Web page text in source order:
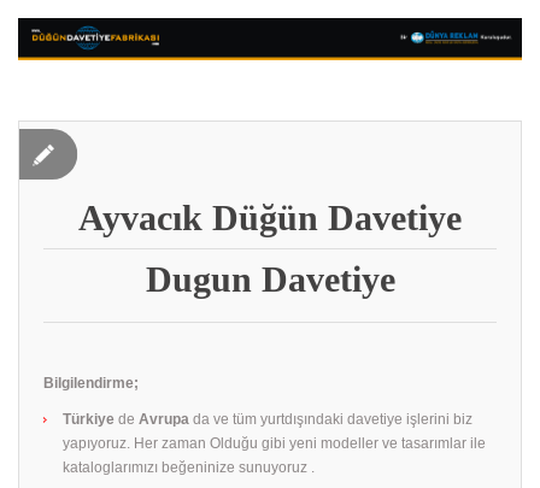
Ayvacık Düğün Davetiye
Dugun Davetiye
Bilgilendirme;
Türkiye de Avrupa da ve tüm yurtdışındaki davetiye işlerini biz
yapıyoruz. Her zaman Olduğu gibi yeni modeller ve tasarımlar ile
kataloglarımızı beğeninize sunuyoruz .